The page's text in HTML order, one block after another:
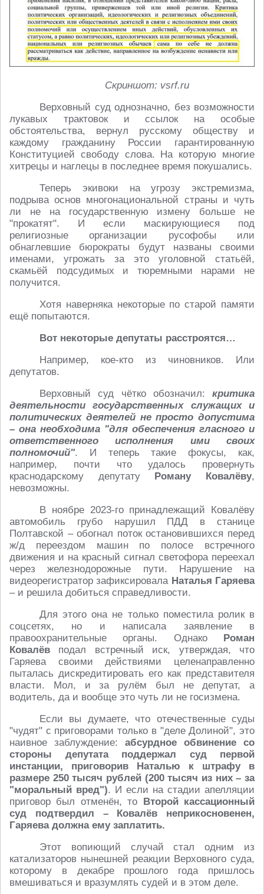
Скриншот: vsrf.ru
Верховный суд однозначно, без возможности
лукавых трактовок и ссылок на особые
обстоятельства, вернул русскому обществу и
каждому гражданину России гарантированную
Конституцией свободу слова. На которую многие
хитрецы и наглецы в последнее время покушались.
Теперь экивоки на угрозу экстремизма,
подрыва основ многонациональной страны и чуть
ли не на государственную измену больше не
"прокатят". И если маскирующиеся под
религиозные организации русофобы или
обнаглевшие бюрократы будут названы своими
именами, угрожать за это уголовной статьёй,
скамьёй подсудимых и тюремными нарами не
получится.
Хотя наверняка некоторые по старой памяти
ещё попытаются.
Вот некоторые депутаты расстроятся…
Например, кое-кто из чиновников. Или
депутатов.
Верховный суд чётко обозначил: критика
деятельности государственных служащих и
политических деятелей не просто допустима
– она необходима "для обеспечения гласного и
ответственного исполнения ими своих
полномочий". И теперь такие фокусы, как,
например, почти что удалось провернуть
краснодарскому депутату
Роману Ковалёву,
невозможны.
В ноябре 2023-го принадлежащий Ковалёву
автомобиль грубо нарушил ПДД в станице
Полтавской – обогнал поток остановившихся перед
ж/д переездом машин по полосе встречного
движения и на красный сигнал светофора переехал
через железнодорожные пути. Нарушение на
видеорегистратор зафиксировала Наталья Гаряева
– и решила добиться справедливости.
Для этого она не только поместила ролик в
соцсетях, но и написала заявление в
правоохранительные органы. Однако
Роман
Ковалёв подал встречный иск, утверждая, что
Гаряева своими действиями целенаправленно
пыталась дискредитировать его как представителя
власти. Мол, и за рулём был не депутат, а
водитель, да и вообще это чуть ли не госизмена.
Если вы думаете, что отечественные суды
"чудят" с приговорами только в "деле Долиной", это
наивное заблуждение: абсурдное обвинение со
стороны депутата поддержал суд первой
инстанции, приговорив Наталью к штрафу в
размере 250 тысяч рублей (200 тысяч из них – за
"моральный вред"). И если на стадии апелляции
приговор был отменён, то
Второй кассационный
суд подтвердил – Ковалёв неприкосновенен,
Гаряева должна ему заплатить.
Этот вопиющий случай стал одним из
катализаторов нынешней реакции Верховного суда,
которому в декабре прошлого года пришлось
вмешиваться и вразумлять судей и в этом деле.